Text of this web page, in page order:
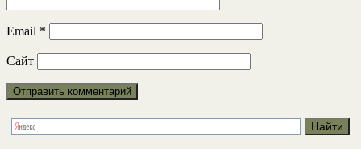
Email *
Сайт